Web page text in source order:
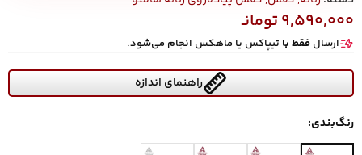
9,590,000تومانـ
ارسال فقط با تیپاکس یا ماهکس انجام می‌شود.
راهنمای اندازه
رنگ‌بندی: